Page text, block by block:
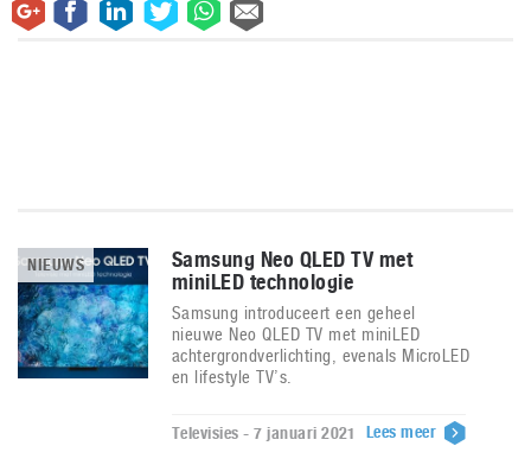
NIEUWS
Samsung Neo QLED TV met
miniLED technologie
Samsung introduceert een geheel
nieuwe Neo QLED TV met miniLED
achtergrondverlichting, evenals MicroLED
en lifestyle TV’s.
Televisies - 7 januari 2021 Lees meer